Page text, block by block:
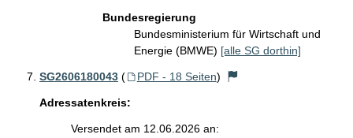
Bundesregierung
Bundesministerium für Wirtschaft und
Energie (BMWE) [alle SG dorthin]
SG2606180043 ( PDF - 18 Seiten)
Adressatenkreis:
Versendet am 12.06.2026 an: